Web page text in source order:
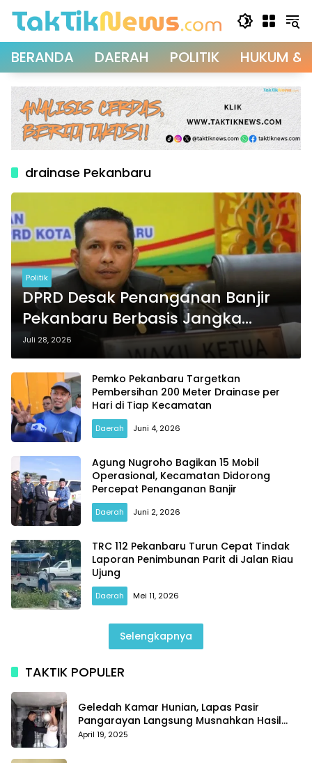
BERANDA DAERAH POLITIK HUKUM &
drainase Pekanbaru
Politik
DPRD Desak Penanganan Banjir
Pekanbaru Berbasis Jangka
Panjang, Usul Drainase Raksasa
dan Kolam Retensi
Juli 28, 2026
Pemko Pekanbaru Targetkan
Pembersihan 200 Meter Drainase per
Hari di Tiap Kecamatan
Daerah Juni 4, 2026
Agung Nugroho Bagikan 15 Mobil
Operasional, Kecamatan Didorong
Percepat Penanganan Banjir
Daerah Juni 2, 2026
TRC 112 Pekanbaru Turun Cepat Tindak
Laporan Penimbunan Parit di Jalan Riau
Ujung
Daerah Mei 11, 2026
Selengkapnya
TAKTIK POPULER
Geledah Kamar Hunian, Lapas Pasir
Pangarayan Langsung Musnahkan Hasil
Temuan
April 19, 2025